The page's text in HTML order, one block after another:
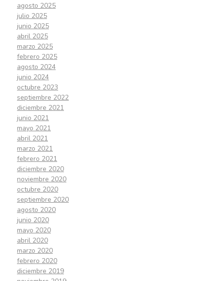
agosto 2025
julio 2025
junio 2025
abril 2025
marzo 2025
febrero 2025
agosto 2024
junio 2024
octubre 2023
septiembre 2022
diciembre 2021
junio 2021
mayo 2021
abril 2021
marzo 2021
febrero 2021
diciembre 2020
noviembre 2020
octubre 2020
septiembre 2020
agosto 2020
junio 2020
mayo 2020
abril 2020
marzo 2020
febrero 2020
diciembre 2019